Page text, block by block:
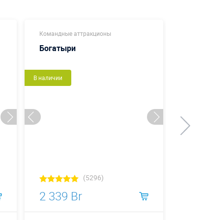
Командные аттракционы
Богатыри
В наличии
(5296)
2 339 Br